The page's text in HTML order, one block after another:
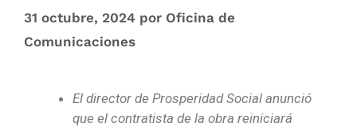
31 octubre, 2024 por Oficina de
Comunicaciones
El director de Prosperidad Social anunció
que el contratista de la obra reiniciará